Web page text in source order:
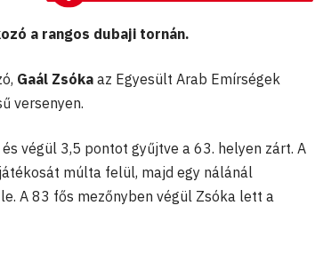
a rangos dubaji tornán.
Gaál Zsóka az Egyesült Arab Emírségek
versenyen.
végül 3,5 pontot gyűjtve a 63. helyen zárt. A
múlta felül, majd egy nálánál
A 83 fős mezőnyben végül Zsóka lett a